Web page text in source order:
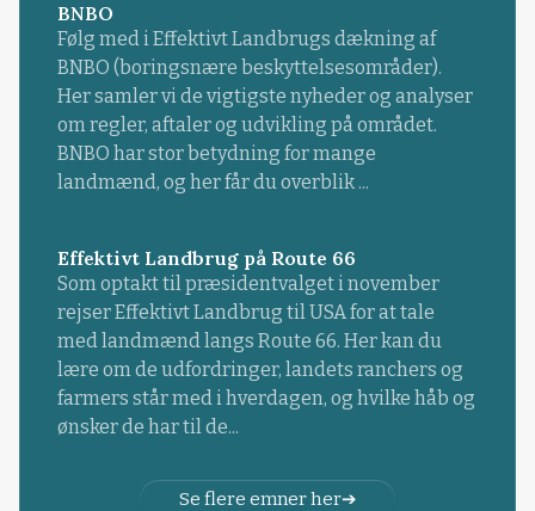
BNBO
Følg med i Effektivt Landbrugs dækning af
BNBO (boringsnære beskyttelsesområder).
Her samler vi de vigtigste nyheder og analyser
om regler, aftaler og udvikling på området.
BNBO har stor betydning for mange
landmænd, og her får du overblik ...
Effektivt Landbrug på Route 66
Som optakt til præsidentvalget i november
rejser Effektivt Landbrug til USA for at tale
med landmænd langs Route 66. Her kan du
lære om de udfordringer, landets ranchers og
farmers står med i hverdagen, og hvilke håb og
ønsker de har til de...
Se flere emner her